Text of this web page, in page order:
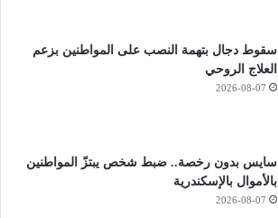
سقوط دجال بتهمة النصب على المواطنين بزعم
العلاج الروحي
2026-08-07
سايس بدون رخصة.. ضبط شخص يبتزّ المواطنين
بالأموال بالإسكندرية
2026-08-07